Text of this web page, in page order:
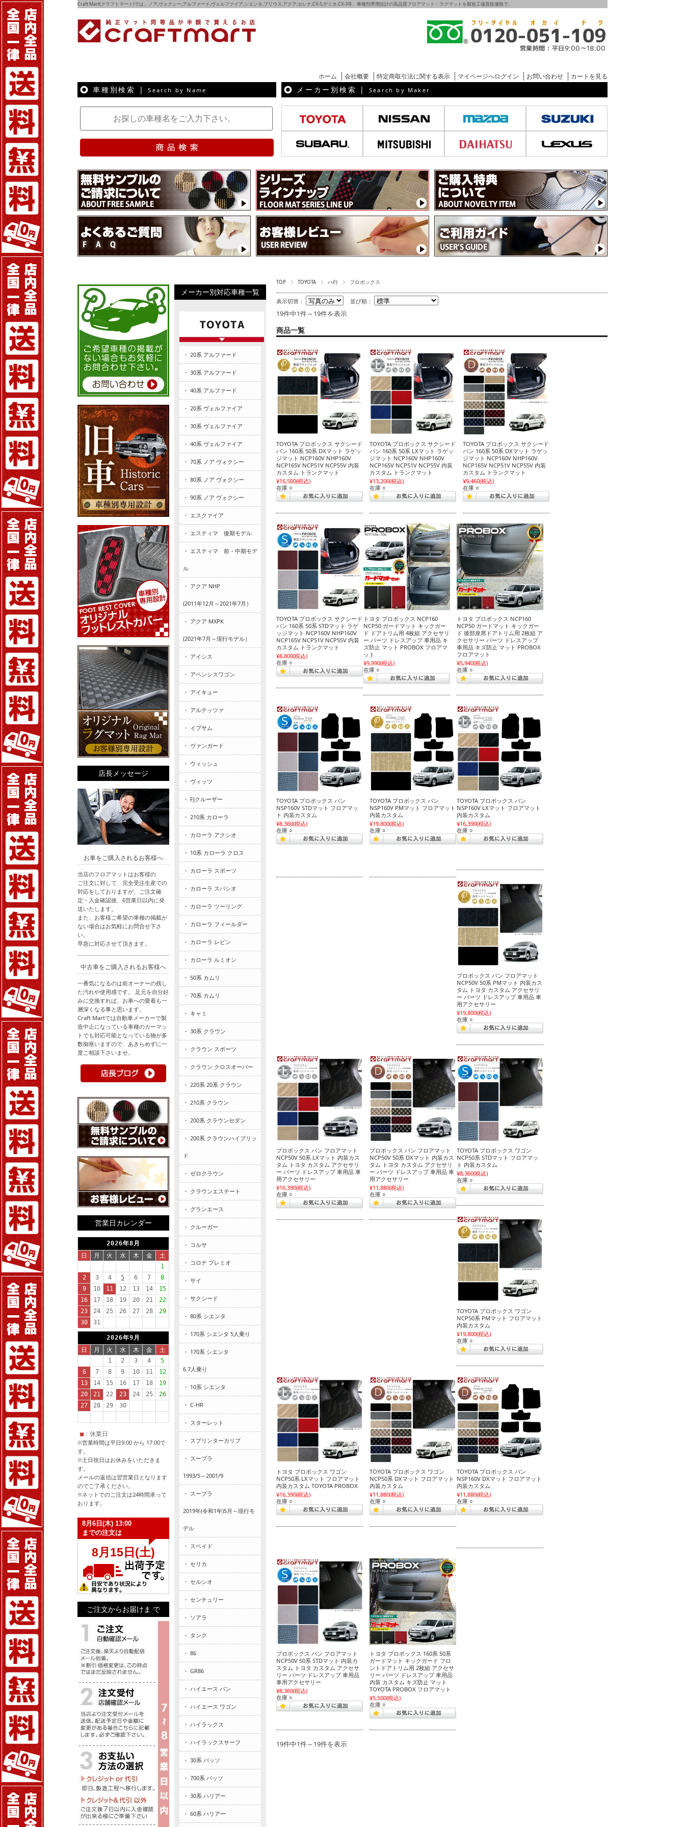
Craft Mart(クラフトマート)では、ノア,ヴォクシー,アルファード,ヴェルファイア,シエンタ,プリウス,アクア,セレナ,CX-5,デミオ,CX-3等、車種別専用設計の高品質フロアマット・ラグマットを製造工場直販価格で。
ホーム 会社概要 特定商取引法に関する表示 マイページへログイン お問い合わせ カートを見る
車種別検索 |Search by Name メーカー別検索 | Search by Maker
TOP TOYOTA ハ行 プロボックス
表示切替： 並び順：
19件中1件～19件を表示
商品一覧
TOYOTA プロボックス サクシード
バン 160系 50系 DXマット ラゲッ
ジマット NCP160V NHP160V
NCP165V NCP51V NCP55V 内装
カスタム トランクマット
¥16,500(税込)
在庫 ○
TOYOTA プロボックス サクシード
バン 160系 50系 LXマット ラゲッ
ジマット NCP160V NHP160V
NCP165V NCP51V NCP55V 内装
カスタム トランクマット
¥13,200(税込)
在庫 ○
TOYOTA プロボックス サクシード
バン 160系 50系 DXマット ラゲッ
ジマット NCP160V NHP160V
NCP165V NCP51V NCP55V 内装
カスタム トランクマット
¥9,460(税込)
在庫 ○
TOYOTA プロボックス サクシード
バン 160系 50系 STDマット ラゲ
ッジマット NCP160V NHP160V
NCP165V NCP51V NCP55V 内装
カスタム トランクマット
¥8,800(税込)
在庫 ○
トヨタ プロボックス NCP160
NCP50 ガードマット キックガー
ド ドアトリム用 4枚組 アクセサリ
ー パーツ ドレスアップ 車用品 キ
ズ防止 マット PROBOX フロアマ
ット
¥9,990(税込)
在庫 ○
トヨタ プロボックス NCP160
NCP50 ガードマット キックガー
ド 後部座席ドアトリム用 2枚組 ア
クセサリー パーツ ドレスアップ
車用品 キズ防止 マット PROBOX
フロアマット
¥5,940(税込)
在庫 ○
TOYOTA プロボックス バン
NSP160V STDマット フロアマッ
ト 内装カスタム
¥8,360(税込)
在庫 ○
TOYOTA プロボックス バン
NSP160V PMマット フロアマット
内装カスタム
¥19,800(税込)
在庫 ○
TOYOTA プロボックス バン
NSP160V LXマット フロアマット
内装カスタム
¥16,390(税込)
在庫 ○
プロボックス バン フロアマット
NCP50V 50系 PMマット 内装カス
タム トヨタ カスタム アクセサリ
ー パーツ ドレスアップ 車用品 車
用アクセサリー
¥19,800(税込)
在庫 ○
プロボックス バン フロアマット
NCP50V 50系 LXマット 内装カス
タム トヨタ カスタム アクセサリ
ー パーツ ドレスアップ 車用品 車
用アクセサリー
¥16,390(税込)
在庫 ○
プロボックス バン フロアマット
NCP50V 50系 DXマット 内装カス
タム トヨタ カスタム アクセサリ
ー パーツ ドレスアップ 車用品 車
用アクセサリー
¥11,880(税込)
在庫 ○
TOYOTA プロボックス ワゴン
NCP50系 STDマット フロアマッ
ト 内装カスタム
¥8,360(税込)
在庫 ○
TOYOTA プロボックス ワゴン
NCP50系 PMマット フロアマット
内装カスタム
¥19,800(税込)
在庫 ○
トヨタ プロボックス ワゴン
NCP50系 LXマット フロアマット
内装カスタム TOYOTA PROBOX
¥16,390(税込)
在庫 ○
TOYOTA プロボックス ワゴン
NCP50系 DXマット フロアマット
内装カスタム
¥11,880(税込)
在庫 ○
TOYOTA プロボックス バン
NSP160V DXマット フロアマット
内装カスタム
¥11,880(税込)
在庫 ○
プロボックス バン フロアマット
NCP50V 50系 STDマット 内装カ
スタム トヨタ カスタム アクセサ
リー パーツ ドレスアップ 車用品
車用アクセサリー
¥8,360(税込)
在庫 ○
トヨタ プロボックス 160系 50系
ガードマット キックガード フロ
ントドアトリム用 2枚組 アクセサ
リー パーツ ドレスアップ 車用品
内装 カスタム キズ防止 マット
TOYOTA PROBOX フロアマット
¥5,500(税込)
在庫 ○
19件中1件～19件を表示
店長メッセージ
お車をご購入されるお客様へ
当店のフロアマットはお客様の
ご注文に対して、完全受注生産での
対応をしておりますが、ご注文確
定・入金確認後、6営業日以内に発
送いたします。
また、お客様ご希望の車種の掲載が
ない場合はお気軽にお問合せ下さ
い。
早急に対応させて頂きます。
中古車をご購入されるお客様へ
一番気になるのは前オーナーの残し
た汚れや使用感です。 足元を自分好
みに交換すれば、お車への愛着も一
層深くなる事と思います。
Craft Martでは自動車メーカーで製
造中止になっている車種のカーマッ
トでも対応可能となっている物が多
数御座いますので、あきらめずに一
度ご相談下さいませ。
営業日カレンダー
※営業時間は平日9:00 から 17:00で
す。
※土日祝日はお休みをいただきま
す。
メールの返信は翌営業日となります
のでご了承ください。
※ネットでのご注文は24時間承って
おります。
ご注文からお届けま で
メーカー別対応車種一覧
・ 20系 アルファード
・ 30系 アルファード
・ 40系 アルファード
・ 20系 ヴェルファイア
・ 30系 ヴェルファイア
・ 40系 ヴェルファイア
・ 70系 ノア ヴォクシー
・ 80系 ノア ヴォクシー
・ 90系 ノア ヴォクシー
・ エスクァイア
・ エスティマ 後期モデル
・ エスティマ 前・中期モデ
ル
・ アクア NHP
(2011年12月～2021年7月）
・ アクア MXPK
(2021年7月～現行モデル）
・ アイシス
・ アベンシスワゴン
・ アイキュー
・ アルテッツァ
・ イプサム
・ ヴァンガード
・ ウィッシュ
・ ヴィッツ
・ FJクルーザー
・ 210系 カローラ
・ カローラ アクシオ
・ 10系 カローラ クロス
・ カローラ スポーツ
・ カローラ スパシオ
・ カローラ ツーリング
・ カローラ フィールダー
・ カローラ レビン
・ カローラ ルミオン
・ 50系 カムリ
・ 70系 カムリ
・ キャミ
・ 30系 クラウン
・ クラウン スポーツ
・ クラウン クロスオーバー
・ 220系 20系 クラウン
・ 210系 クラウン
・ 200系 クラウンセダン
・ 200系 クラウンハイブリッ
ド
・ ゼロクラウン
・ クラウンエステート
・ グランエース
・ クルーガー
・ コルサ
・ コロナ プレミオ
・ サイ
・ サクシード
・ 80系 シエンタ
・ 170系 シエンタ 5人乗り
・ 170系 シエンタ
6.7人乗り
・ 10系 シエンタ
・ C-HR
・ スターレット
・ スプリンターカリブ
・ スープラ
1993/5～2001/9
・ スープラ
2019年(令和1年)5月～現行モ
デル
・ スペイド
・ セリカ
・ セルシオ
・ センチュリー
・ ソアラ
・ タンク
・ 86
・ GR86
・ ハイエース バン
・ ハイエース ワゴン
・ ハイラックス
・ ハイラックスサーフ
・ 30系 パッソ
・ 700系 パッソ
・ 30系 ハリアー
・ 60系 ハリアー